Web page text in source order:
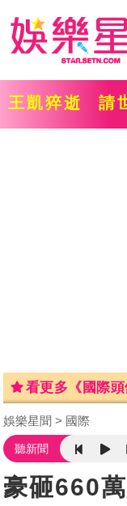
王凱猝逝 請
看更多《國際
娛樂星聞 國際
聽新聞
豪砸660